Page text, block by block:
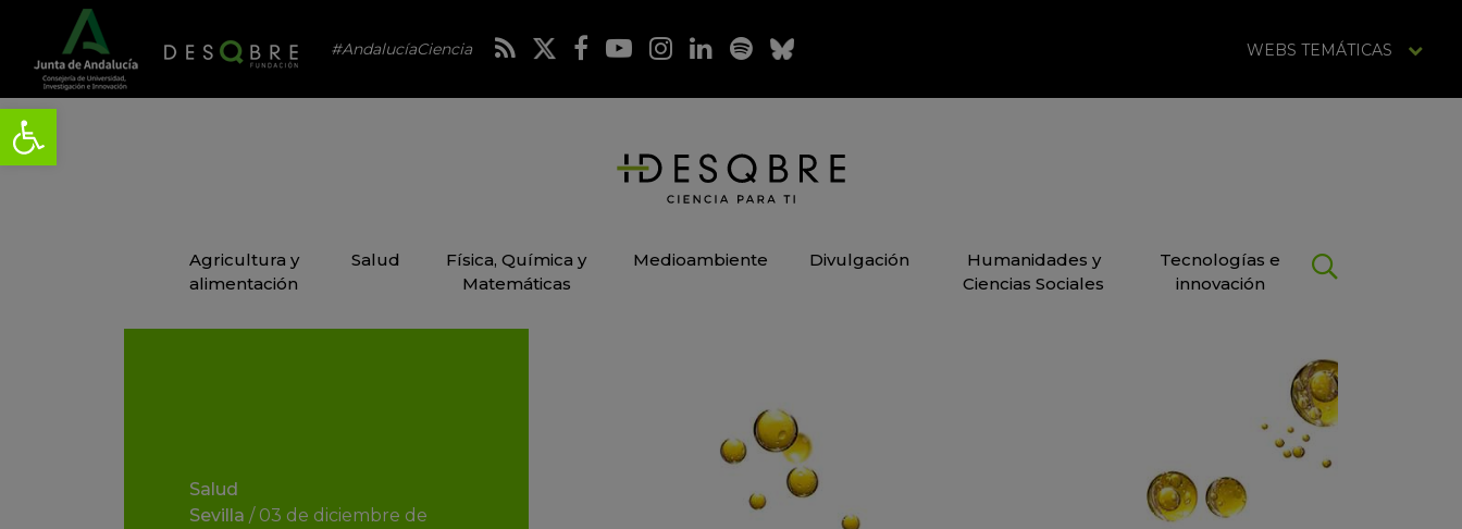
#AndalucíaCiencia WEBS TEMÁTICAS
Agricultura y
alimentación
Salud
Física, Química y
Matemáticas
Medioambiente Divulgación
Humanidades y
Ciencias Sociales
Tecnologías e
innovación
Salud
Sevilla / 03 de diciembre de